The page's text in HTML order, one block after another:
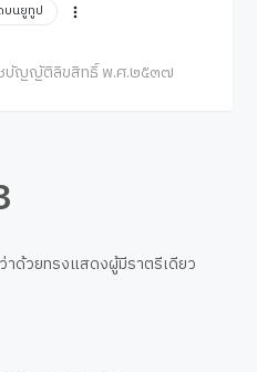
บนยูทูป
บัญญัติลิขสิทธิ์ พ.ศ.๒๕๓๗
าด้วยทรงแสดงผู้มีราตรีเดียว
อ)